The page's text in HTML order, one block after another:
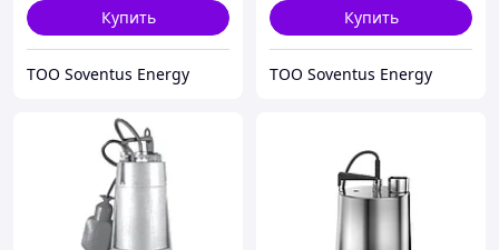
Купить
ТОО Soventus Energy
Купить
ТОО Soventus Energy